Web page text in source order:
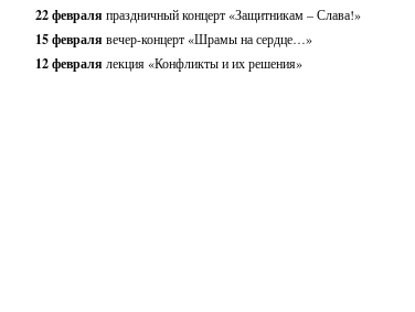
22 февраля праздничный концерт «Защитникам – Слава!»
15 февраля вечер-концерт «Шрамы на сердце…»
12 февраля лекция «Конфликты и их решения»